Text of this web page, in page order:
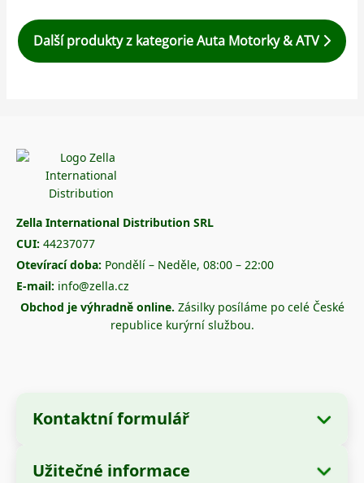
Další produkty z kategorie Auta Motorky & ATV
Zella International Distribution SRL
CUI: 44237077
Otevírací doba: Pondělí – Neděle, 08:00 – 22:00
E-mail: info@zella.cz
Obchod je výhradně online. Zásilky posíláme po celé České
republice kurýrní službou.
Kontaktní formulář
Užitečné informace